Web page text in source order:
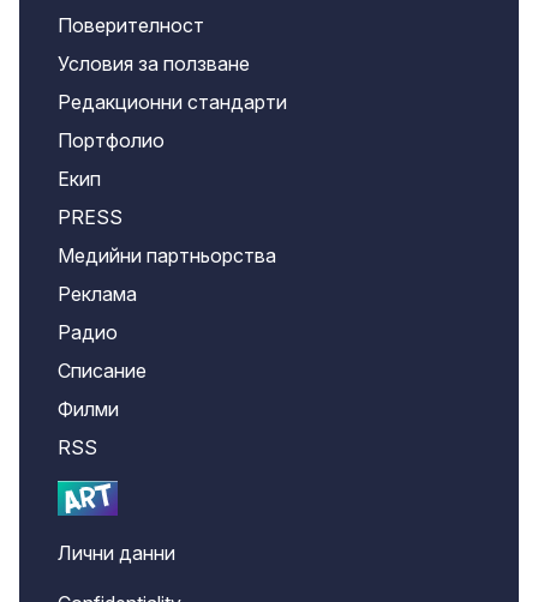
Поверителност
Условия за ползване
Редакционни стандарти
Портфолио
Екип
PRESS
Медийни партньорства
Реклама
Радио
Списание
Филми
RSS
Лични данни